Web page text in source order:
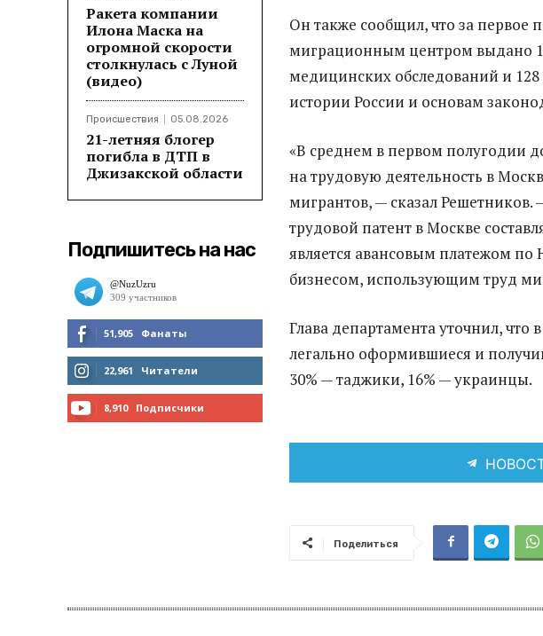
Ракета компании
Илона Маска на
огромной скорости
столкнулась с Луной
(видео)
Происшествия 05.08.2026
21-летняя блогер
погибла в ДТП в
Джизакской области
Подпишитесь на нас
51,905 Фанаты
МНЕ НРАВИТСЯ
22,961 Читатели
8,910 Подписчики
Он также сообщил, что за первое
миграционным центром выдано
медицинских обследований и
истории России и основам
«В среднем в первом полугодии
на трудовую деятельность в
мигрантов, — сказал Решетников.
трудовой патент в Москве
является авансовым платежом
бизнесом, использующим труд
Глава департамента уточнил,
легально оформившиеся и
30% — таджики, 16% — украинцы.
Поделиться